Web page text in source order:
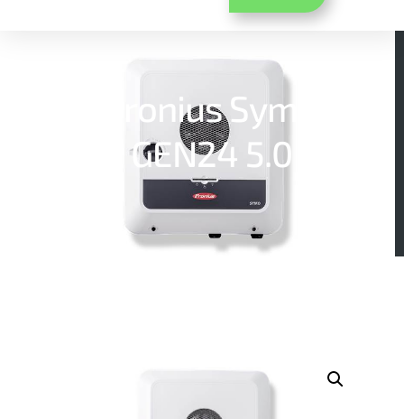
Fronius Symo
GEN24 5.0